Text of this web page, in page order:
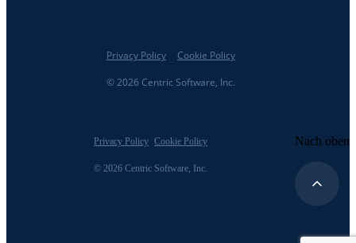
© 2026 Centric Software, Inc.
Privacy Policy Cookie Policy
© 2026 Centric Software, Inc.
Privacy Policy Cookie Policy Nach oben